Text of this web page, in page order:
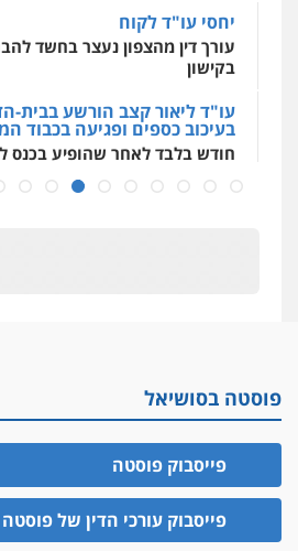
יחסי עו"ד לקוח
עורך דין מהצפון נעצר בחשד
בקישון
עו"ד ליאור קצב הורשע בבית-
בעיכוב כספים ופגיעה בכבוד
חודש בלבד לאחר שהופיע בכנס
קצב הורשע
אלה המינויים
נוספים
ראו הוזהרתם
הפרקליטות מקדמת הפללת עורכי
בחוק המאבק בארגוני פשיעה
פוסטה בסושיאל
פייסבוק פוסטה
פייסבוק עורכי הדין של פוסטה